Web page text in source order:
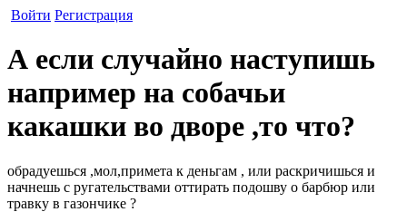
Войти Регистрация
А если случайно наступишь
например на собачьи
какашки во дворе ,то что?
обрадуешься ,мол,примета к деньгам , или раскричишься и
начнешь с ругательствами оттирать подошву о барбюр или
травку в газончике ?